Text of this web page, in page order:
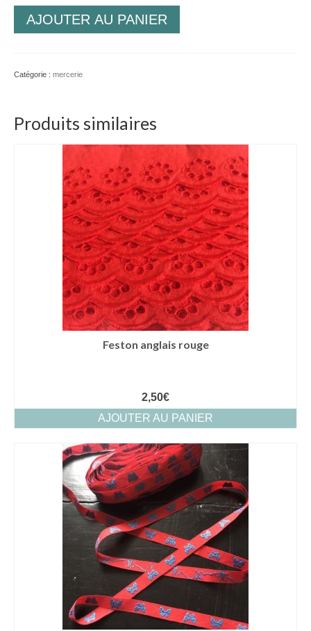
AJOUTER AU PANIER
Catégorie : mercerie
Produits similaires
Feston anglais rouge
2,50€
AJOUTER AU PANIER